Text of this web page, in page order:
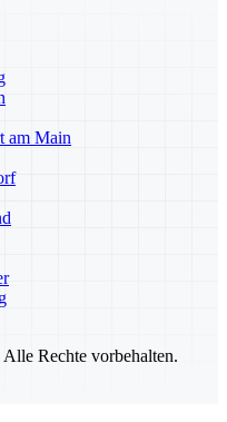
am Main
Rechte vorbehalten.